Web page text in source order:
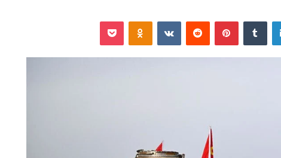
لينكدإن بينتيريست ‏VKontakte